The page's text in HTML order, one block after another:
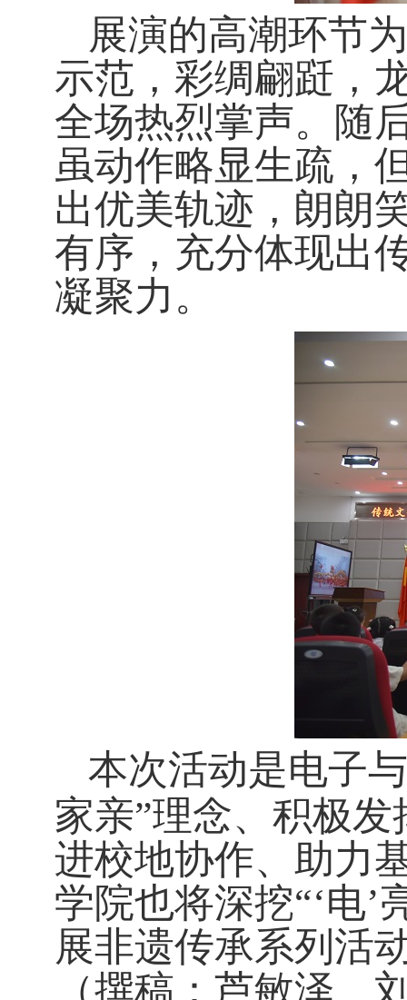
展演的高潮环节
示范，彩绸翩跹，
全场热烈掌声。随
虽动作略显生疏，
出优美轨迹，朗朗
有序，充分体现出
凝聚力。
本次活动是电子
家亲”理念、积极
进校地协作、助力
学院也将深挖“‘电
展非遗传承系列活
（撰稿：芦敏泽、